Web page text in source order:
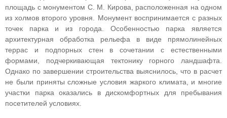
площадь с монументом С. М. Кирова, расположенная на одном
из холмов второго уровня. Монумент воспринимается с разных
точек парка и из города. Особенностью парка является
архитектурная обработка рельефа в виде прямолинейных
террас и подпорных стен в сочетании с естественными
формами, подчеркивающая тектонику горного ландшафта.
Однако по завершении строительства выяснилось, что в расчет
не были приняты сложные условия жаркого климата, и многие
участки парка оказались в дискомфортных для пребывания
посетителей условиях.